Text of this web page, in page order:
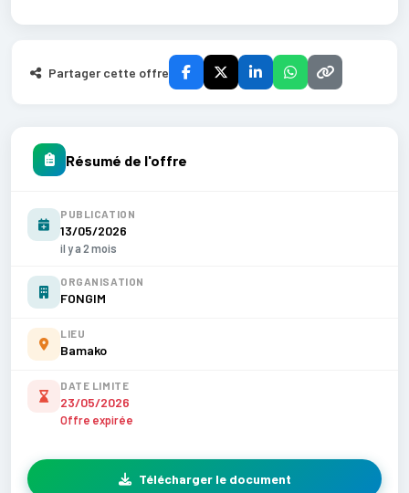
Partager cette offre
Résumé de l'offre
PUBLICATION
13/05/2026
il y a 2 mois
ORGANISATION
FONGIM
LIEU
Bamako
DATE LIMITE
23/05/2026
Offre expirée
Télécharger le document